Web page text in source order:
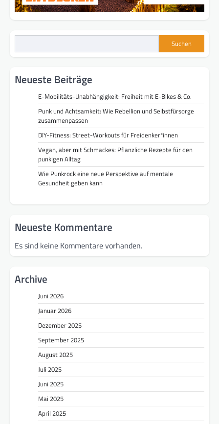
Suchen
Neueste Beiträge
E-Mobilitäts-Unabhängigkeit: Freiheit mit E-Bikes & Co.
Punk und Achtsamkeit: Wie Rebellion und Selbstfürsorge
zusammenpassen
DIY-Fitness: Street-Workouts für Freidenker*innen
Vegan, aber mit Schmackes: Pflanzliche Rezepte für den
punkigen Alltag
Wie Punkrock eine neue Perspektive auf mentale
Gesundheit geben kann
Neueste Kommentare
Es sind keine Kommentare vorhanden.
Archive
Juni 2026
Januar 2026
Dezember 2025
September 2025
August 2025
Juli 2025
Juni 2025
Mai 2025
April 2025